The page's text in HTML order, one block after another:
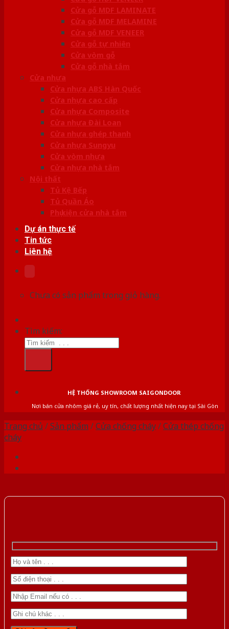
Cửa gỗ MDF LAMINATE
Cửa gỗ MDF MELAMINE
Cửa gỗ MDF VENEER
Cửa gỗ tự nhiên
Cửa vòm gỗ
Cửa gỗ nhà tắm
Cửa nhựa
Cửa nhựa ABS Hàn Quốc
Cửa nhựa cao cấp
Cửa nhựa Composite
Cửa nhựa Đài Loan
Cửa nhựa ghép thanh
Cửa nhựa Sungyu
Cửa vòm nhựa
Cửa nhựa nhà tắm
Nội thất
Tủ Kệ Bếp
Tủ Quần Áo
Phụ kiện cửa nhà tắm
Dự án thực tế
Tin tức
Liên hệ
Chưa có sản phẩm trong giỏ hàng.
Tìm kiếm:
HỆ THỐNG SHOWROOM SAIGONDOOR
Nơi bán cửa nhôm giá rẻ, uy tín, chất lượng nhất hiện nay tại Sài Gòn
Trang chủ /Sản phẩm /Cửa chống cháy/Cửa thép chống
cháy